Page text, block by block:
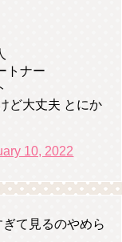
トナー
ど大丈夫 とにか
10, 2022
て見るのやめら